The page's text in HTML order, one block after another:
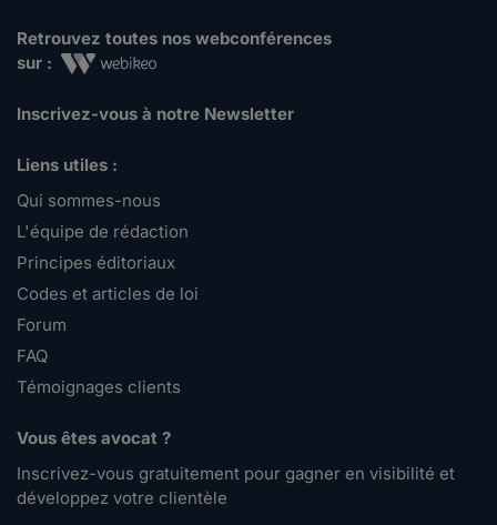
Retrouvez toutes nos webconférences
sur :
Inscrivez-vous à notre Newsletter
Liens utiles :
Qui sommes-nous
L'équipe de rédaction
Principes éditoriaux
Codes et articles de loi
Forum
FAQ
Témoignages clients
Vous êtes avocat ?
Inscrivez-vous gratuitement pour gagner en visibilité et
développez votre clientèle